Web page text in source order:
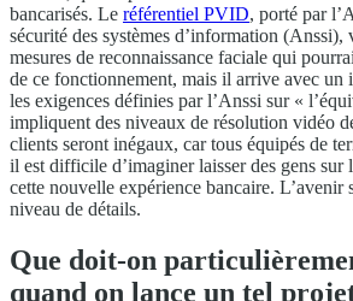
bancarisés. Le référentiel PVID, porté par
sécurité des systèmes d’information (Anssi),
mesures de reconnaissance faciale qui
de ce fonctionnement, mais il arrive avec un
les exigences définies par l’Anssi sur «
impliquent des niveaux de résolution vidéo
clients seront inégaux, car tous équipés de
il est difficile d’imaginer laisser des gens sur
cette nouvelle expérience bancaire. L’avenir
niveau de détails.
Que doit-on
quand on lance un tel